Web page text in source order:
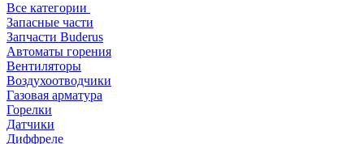
Все категории
Запасные части
Запчасти Buderus
Автоматы горения
Вентиляторы
Воздухоотводчики
Газовая арматура
Горелки
Датчики
Диффреле